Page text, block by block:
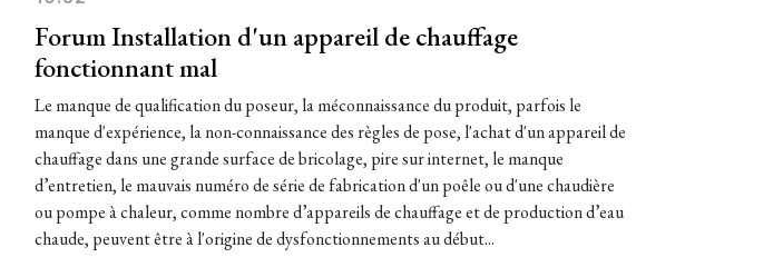
Forum Installation d'un appareil de chauffage
fonctionnant mal
Le manque de qualification du poseur, la méconnaissance du produit, parfois le
manque d'expérience, la non-connaissance des règles de pose, l'achat d'un appareil de
chauffage dans une grande surface de bricolage, pire sur internet, le manque
d’entretien, le mauvais numéro de série de fabrication d'un poêle ou d'une chaudière
ou pompe à chaleur, comme nombre d’appareils de chauffage et de production d’eau
chaude, peuvent être à l'origine de dysfonctionnements au début...